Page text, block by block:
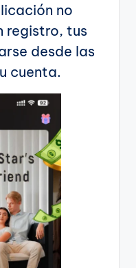
no
registro, tus
desde las
cuenta.